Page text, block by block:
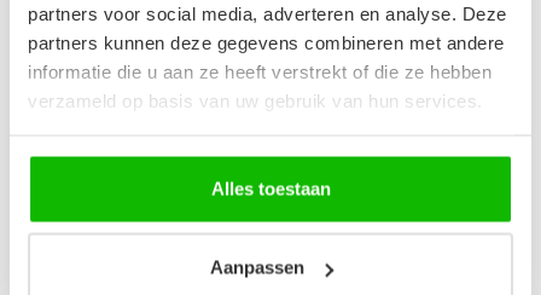
partners voor social media, adverteren en analyse. Deze
partners kunnen deze gegevens combineren met andere
informatie die u aan ze heeft verstrekt of die ze hebben
verzameld op basis van uw gebruik van hun services.
Alles toestaan
Aanpassen
Spiegelkast Siena 100